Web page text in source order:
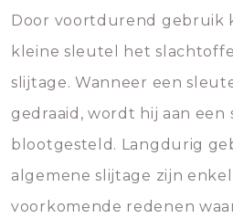
Door voortdurend gebruik
kleine sleutel het
slijtage. Wanneer een
gedraaid, wordt hij aan
blootgesteld. Langdurig
algemene slijtage zijn
voorkomende redenen